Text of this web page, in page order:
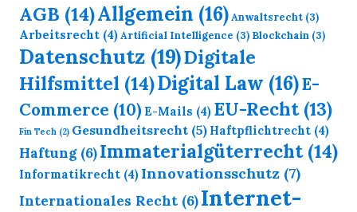
AGB (14)Allgemein (16)Anwaltsrecht (3)
Arbeitsrecht (4)Artificial Intelligence (3) Blockchain (3)
Datenschutz (19)Digitale
Hilfsmittel (14)Digital Law (16)E-
Commerce (10) E-Mails (4) EU-Recht(13)
Fin Tech (2) Gesundheitsrecht (5) Haftpflichtrecht (4)
Haftung(6)Immaterialgüterrecht(14)
Informatikrecht (4) Innovationsschutz (7)
Internationales Recht (6)Internet-